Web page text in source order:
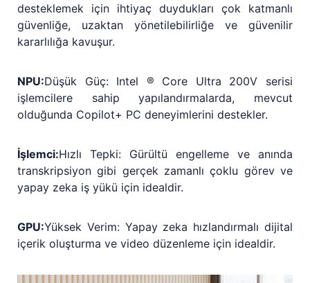
desteklemek için ihtiyaç duydukları çok katmanlı
güvenliğe, uzaktan yönetilebilirliğe ve güvenilir
kararlılığa kavuşur.
NPU:Düşük Güç: Intel ® Core Ultra 200V serisi
işlemcilere sahip yapılandırmalarda, mevcut
olduğunda Copilot+ PC deneyimlerini destekler.
İşlemci:Hızlı Tepki: Gürültü engelleme ve anında
transkripsiyon gibi gerçek zamanlı çoklu görev ve
yapay zeka iş yükü için idealdir.
GPU:Yüksek Verim: Yapay zeka hızlandırmalı dijital
içerik oluşturma ve video düzenleme için idealdir.